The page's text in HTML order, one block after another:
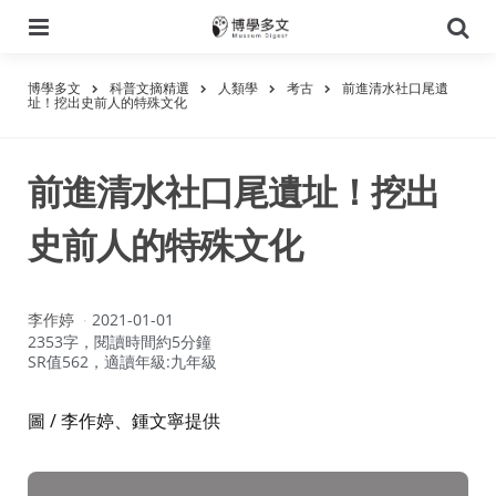
尋
博學多文 科普文摘精選 人類學 考古 前進清水社口尾遺
址！挖出史前人的特殊文化
前進清水社口尾遺址！挖出
史前人的特殊文化
作
者：
李作婷
2021-01-01
2353字，閱讀時間約5分鐘
SR值562，適讀年級:九年級
圖 / 李作婷、鍾文寧提供